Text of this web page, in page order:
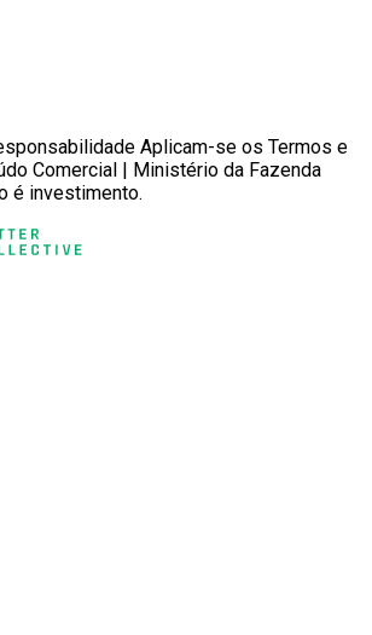
Aplicam-se os Termos e
Comercial | Ministério da Fazenda
é investimento.